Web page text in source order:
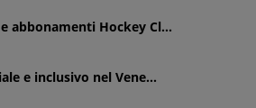
abbonamenti Hockey Cl...
e inclusivo nel Vene...